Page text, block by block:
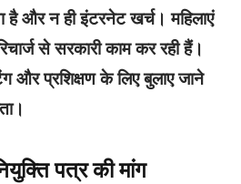
है और न ही इंटरनेट खर्च। महिलाएं
से सरकारी काम कर रही हैं।
और प्रशिक्षण के लिए बुलाए जाने
पत्र की मांग